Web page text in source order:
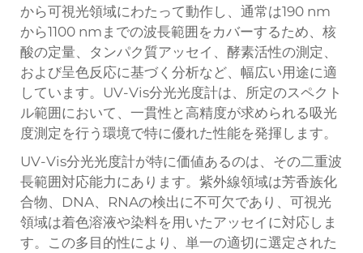
から可視光領域にわたって動作し、通常は190 nm
から1100 nmまでの波長範囲をカバーするため、核
酸の定量、タンパク質アッセイ、酵素活性の測定、
および呈色反応に基づく分析など、幅広い用途に適
しています。UV-Vis分光光度計は、所定のスペクト
ル範囲において、一貫性と高精度が求められる吸光
度測定を行う環境で特に優れた性能を発揮します。
UV-Vis分光光度計が特に価値あるのは、その二重波
長範囲対応能力にあります。紫外線領域は芳香族化
合物、DNA、RNAの検出に不可欠であり、可視光
領域は着色溶液や染料を用いたアッセイに対応しま
す。この多目的性により、単一の適切に選定された